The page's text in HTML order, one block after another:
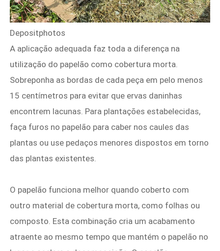
Depositphotos
A aplicação adequada faz toda a diferença na
utilização do papelão como cobertura morta.
Sobreponha as bordas de cada peça em pelo menos
15 centímetros para evitar que ervas daninhas
encontrem lacunas. Para plantações estabelecidas,
faça furos no papelão para caber nos caules das
plantas ou use pedaços menores dispostos em torno
das plantas existentes.
O papelão funciona melhor quando coberto com
outro material de cobertura morta, como folhas ou
composto. Esta combinação cria um acabamento
atraente ao mesmo tempo que mantém o papelão no